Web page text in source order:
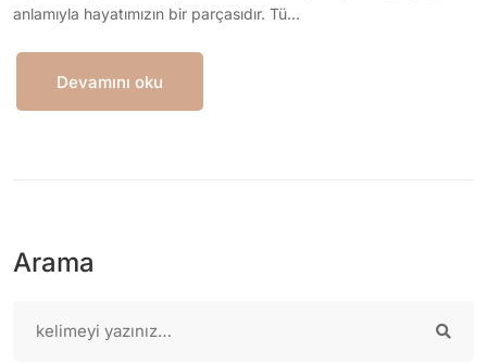
Arama
anlamıyla hayatımızın bir parçasıdır. Tü…
Devamını oku